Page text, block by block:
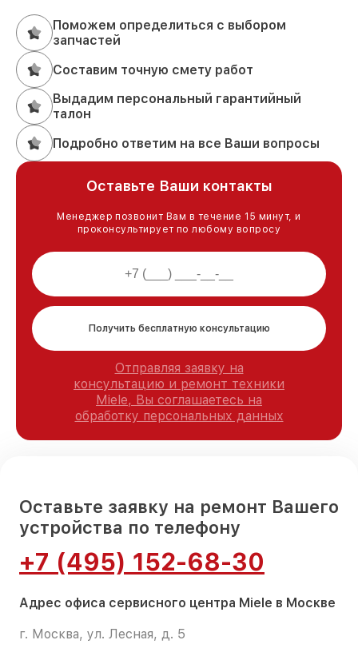
Поможем определиться с выбором
запчастей
Составим точную смету работ
Выдадим персональный гарантийный
талон
Подробно ответим на все Ваши вопросы
Оставьте Ваши контакты
Менеджер позвонит Вам в течение 15 минут, и
проконсультирует по любому вопросу
Получить бесплатную консультацию
Отправляя заявку на
консультацию и ремонт техники
Miele, Вы соглашаетесь на
обработку персональных данных
Оставьте заявку на ремонт Вашего
устройства по телефону
+7 (495) 152-68-30
Адрес офиса сервисного центра Miele в Москве
г. Москва, ул. Лесная, д. 5